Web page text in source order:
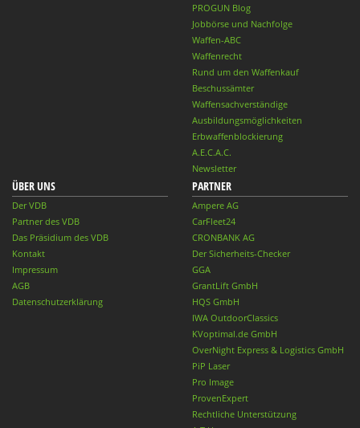
PROGUN Blog
Jobbörse und Nachfolge
Waffen-ABC
Waffenrecht
Rund um den Waffenkauf
Beschussämter
Waffensachverständige
Ausbildungsmöglichkeiten
Erbwaffenblockierung
A.E.C.A.C.
Newsletter
ÜBER UNS
Der VDB
Partner des VDB
Das Präsidium des VDB
Kontakt
Impressum
AGB
Datenschutzerklärung
PARTNER
Ampere AG
CarFleet24
CRONBANK AG
Der Sicherheits-Checker
GGA
GrantLift GmbH
HQS GmbH
IWA OutdoorClassics
KVoptimal.de GmbH
OverNight Express & Logistics GmbH
PiP Laser
Pro Image
ProvenExpert
Rechtliche Unterstützung